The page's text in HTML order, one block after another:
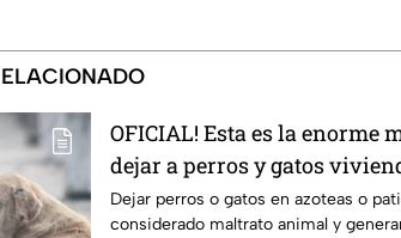
OFICIAL! Esta es la enorme
dejar a perros y gatos
patios o azoteas
Dejar perros o gatos en azoteas o
considerado maltrato animal y